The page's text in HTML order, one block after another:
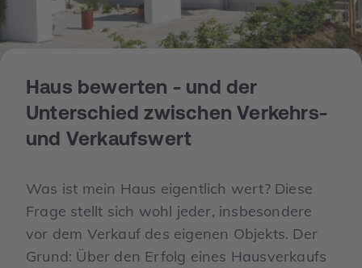
Haus bewerten - und der
Unterschied zwischen Verkehrs-
und Verkaufswert
Was ist mein Haus eigentlich wert? Diese
Frage stellt sich wohl jeder, insbesondere
vor dem Verkauf des eigenen Objekts. Der
Grund: Über den Erfolg eines Hausverkaufs